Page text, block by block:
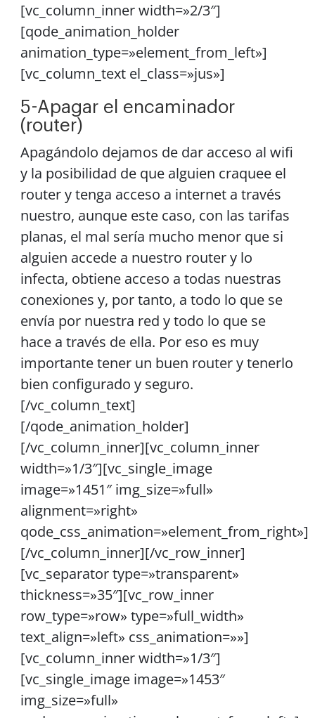
[vc_column_inner width=»2/3″]
[qode_animation_holder
animation_type=»element_from_left»]
[vc_column_text el_class=»jus»]
5-Apagar el encaminador
(router)
Apagándolo dejamos de dar acceso al wifi
y la posibilidad de que alguien craquee el
router y tenga acceso a internet a través
nuestro, aunque este caso, con las tarifas
planas, el mal sería mucho menor que si
alguien accede a nuestro router y lo
infecta, obtiene acceso a todas nuestras
conexiones y, por tanto, a todo lo que se
envía por nuestra red y todo lo que se
hace a través de ella. Por eso es muy
importante tener un buen router y tenerlo
bien configurado y seguro.
[/vc_column_text]
[/qode_animation_holder]
[/vc_column_inner][vc_column_inner
width=»1/3″][vc_single_image
image=»1451″ img_size=»full»
alignment=»right»
qode_css_animation=»element_from_right»]
[/vc_column_inner][/vc_row_inner]
[vc_separator type=»transparent»
thickness=»35″][vc_row_inner
row_type=»row» type=»full_width»
text_align=»left» css_animation=»»]
[vc_column_inner width=»1/3″]
[vc_single_image image=»1453″
img_size=»full»